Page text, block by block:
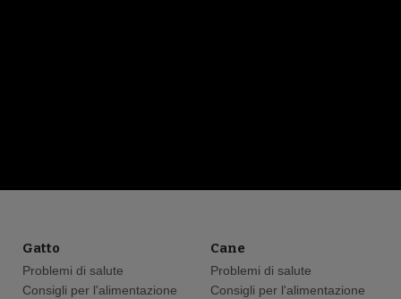
Gatto
Problemi di salute
Consigli per l'alimentazione
Cane
Problemi di salute
Consigli per l'alimentazione